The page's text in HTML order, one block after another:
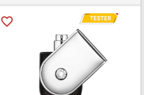
favorite_border